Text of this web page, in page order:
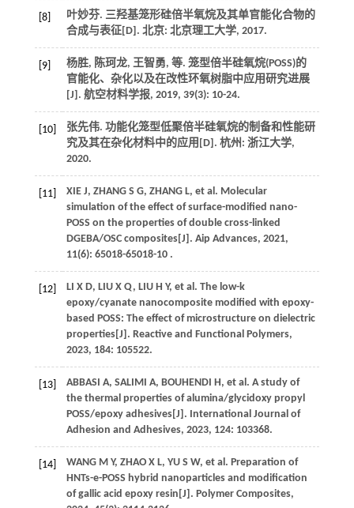
[8]
叶妙芬. 三羟基笼形硅倍半氧烷及其单官能化合物的
合成与表征[D]. 北京: 北京理工大学, 2017.
[9] 杨胜, 陈珂龙, 王智勇, 等. 笼型倍半硅氧烷(POSS)的
官能化、杂化以及在改性环氧树脂中应用研究进展
[J]. 航空材料学报, 2019, 39(3): 10-24.
[10]
张先伟. 功能化笼型低聚倍半硅氧烷的制备和性能研
究及其在杂化材料中的应用[D]. 杭州: 浙江大学,
2020.
[11] XIE J, ZHANG S G, ZHANG L, et al . Molecular
simulation of the effect of surface-modified nano-
POSS on the properties of double cross-linked
DGEBA/OSC composites[J]. Aip Advances, 2021,
11(6): 65018-65018-10 .
[12] LI X D, LIU X Q, LIU H Y, et al . The low-k
epoxy/cyanate nanocomposite modified with epoxy-
based POSS: The effect of microstructure on dielectric
properties[J]. Reactive and Functional Polymers,
2023, 184: 105522.
[13] ABBASI A, SALIMI A, BOUHENDI H , et al . A study of
the thermal properties of alumina/glycidoxy propyl
POSS/epoxy adhesives[J]. International Journal of
Adhesion and Adhesives, 2023, 124: 103368.
[14] WANG M Y, ZHAO X L, YU S W, et al . Preparation of
HNTs-e-POSS hybrid nanoparticles and modification
of gallic acid epoxy resin[J]. Polymer Composites,